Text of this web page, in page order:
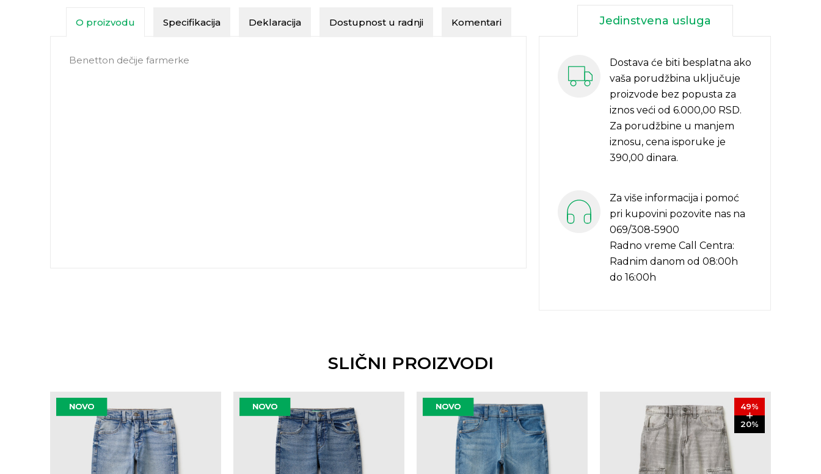
O proizvodu Specifikacija Deklaracija Dostupnost u radnji Komentari
Benetton dečije farmerke
Jedinstvena usluga
Dostava će biti besplatna ako
vaša porudžbina uključuje
proizvode bez popusta za
iznos veći od 6.000,00 RSD.
Za porudžbine u manjem
iznosu, cena isporuke je
390,00 dinara.
Za više informacija i pomoć
pri kupovini pozovite nas na
069/308-5900
Radno vreme Call Centra:
Radnim danom od 08:00h
do 16:00h
SLIČNI PROIZVODI
49%
20%